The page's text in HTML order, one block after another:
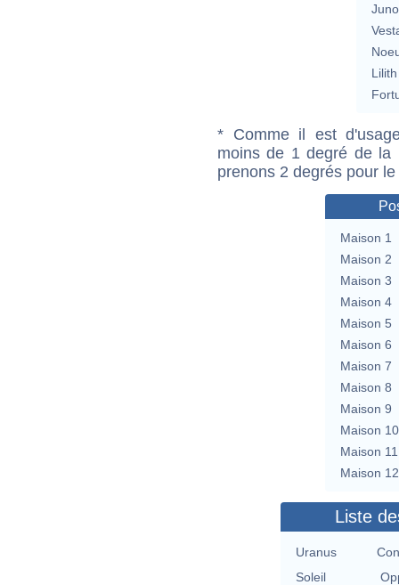
Lilith
* Comme il est
moins de 1 degré de la
prenons 2 degrés pour
Maison 1
Maison 2
Maison 3
Maison 4
Maison 5
Maison 6
Maison 7
Maison 8
Maison 9
Maison 10
Maison 11
Maison 12
Liste
Uranus
Soleil